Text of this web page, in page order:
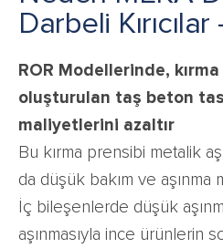
Darbeli
ROR Modellerinde,
oluşturulan taş beton
maliyetlerini azaltır
Bu kırma prensibi metalik
da düşük bakım ve aşınma
İç bileşenlerde düşük
aşınmasıyla ince ürünlerin